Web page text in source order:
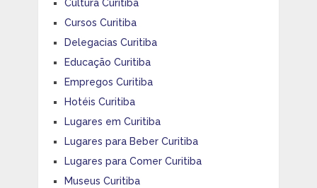
Cultura Curitiba
Cursos Curitiba
Delegacias Curitiba
Educação Curitiba
Empregos Curitiba
Hotéis Curitiba
Lugares em Curitiba
Lugares para Beber Curitiba
Lugares para Comer Curitiba
Museus Curitiba